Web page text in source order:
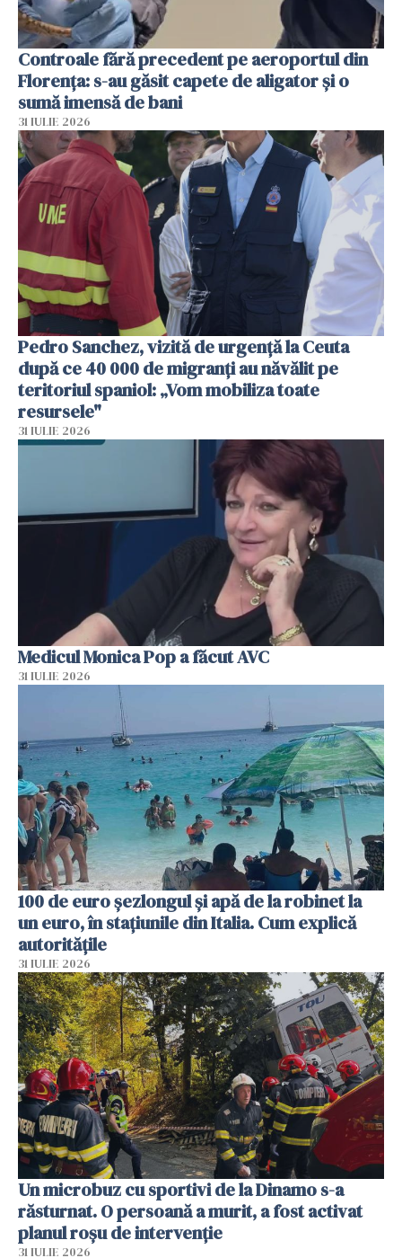
Controale fără precedent pe aeroportul din
Florența: s-au găsit capete de aligator și o
sumă imensă de bani
31 IULIE 2026
Pedro Sanchez, vizită de urgență la Ceuta
după ce 40 000 de migranți au năvălit pe
teritoriul spaniol: „Vom mobiliza toate
resursele"
31 IULIE 2026
Medicul Monica Pop a făcut AVC
31 IULIE 2026
100 de euro șezlongul și apă de la robinet la
un euro, în stațiunile din Italia. Cum explică
autoritățile
31 IULIE 2026
Un microbuz cu sportivi de la Dinamo s-a
răsturnat. O persoană a murit, a fost activat
planul roșu de intervenție
31 IULIE 2026